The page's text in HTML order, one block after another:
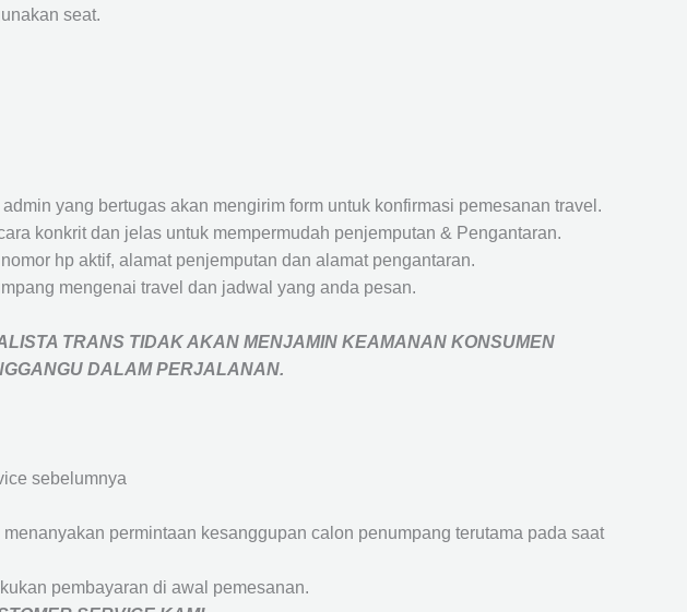
seat.
yang bertugas akan mengirim form untuk konfirmasi pemesanan travel.
konkrit dan jelas untuk mempermudah penjemputan & Pengantaran.
hp aktif, alamat penjemputan dan alamat pengantaran.
mengenai travel dan jadwal yang anda pesan.
TRANS TIDAK AKAN MENJAMIN KEAMANAN KONSUMEN
DALAM PERJALANAN.
sebelumnya
permintaan kesanggupan calon penumpang terutama pada saat
pembayaran di awal pemesanan.